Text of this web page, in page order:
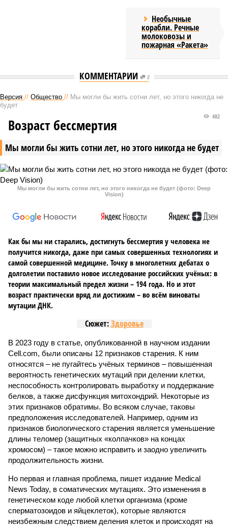
Необычные
корабли. Речные
молоковозы и
пожарная «Ракета»
КОММЕНТАРИИ 0
Версия // Общество // Мы могли бы жить сотни лет, но этого никогда не
будет
Мы могли бы жить сотни лет, но этого никогда не будет
482
Возраст бессмертия
Мы могли бы жить сотни лет, но этого никогда не будет (фото: Deep
Vision)
Как бы мы ни старались, достигнуть бессмертия у человека не
получится никогда, даже при самых совершенных технологиях и
самой совершенной медицине. Точку в многолетних дебатах о
долголетии поставило новое исследование российских учёных: в
теории максимальный предел жизни – 194 года. Но и этот
возраст практически вряд ли достижим – во всём виноваты
мутации ДНК.
Сюжет:Здоровье
В 2023 году в статье, опубликованной в научном издании
Cell.com, были описаны 12 признаков старения. К ним
относятся – не пугайтесь учёных терминов – повышенная
вероятность генетических мутаций при делении клетки,
неспособность контролировать выработку и поддержание
белков, а также дисфункция митохондрий. Некоторые из
этих признаков обратимы. Во всяком случае, таковы
предположения исследователей. Например, одним из
признаков биологического старения является уменьшение
длины теломер (защитных «колпачков» на концах
хромосом) – такое можно исправить и заодно увеличить
продолжительность жизни.
Но первая и главная проблема, пишет издание Medical
News Today, в соматических мутациях. Это изменения в
генетическом коде любой клетки организма (кроме
сперматозоидов и яйцеклеток), которые являются
неизбежным следствием деления клеток и происходят на